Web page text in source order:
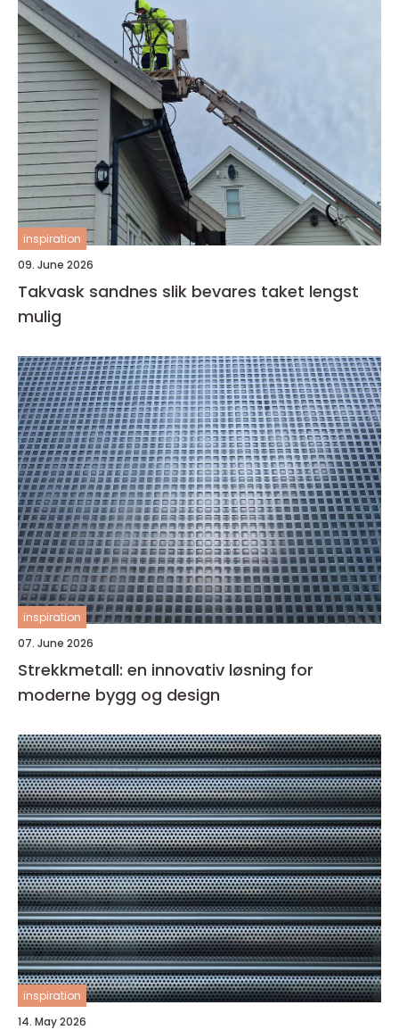
inspiration
09. June 2026
Takvask sandnes slik bevares taket lengst
mulig
inspiration
07. June 2026
Strekkmetall: en innovativ løsning for
moderne bygg og design
inspiration
14. May 2026